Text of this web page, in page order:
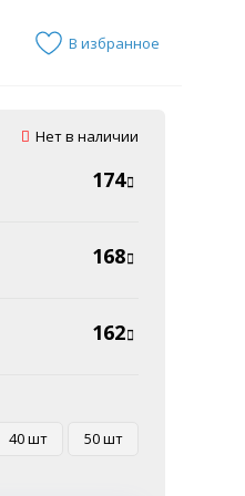
В избранное
Нет в наличии
174
168
162
40 шт 50 шт